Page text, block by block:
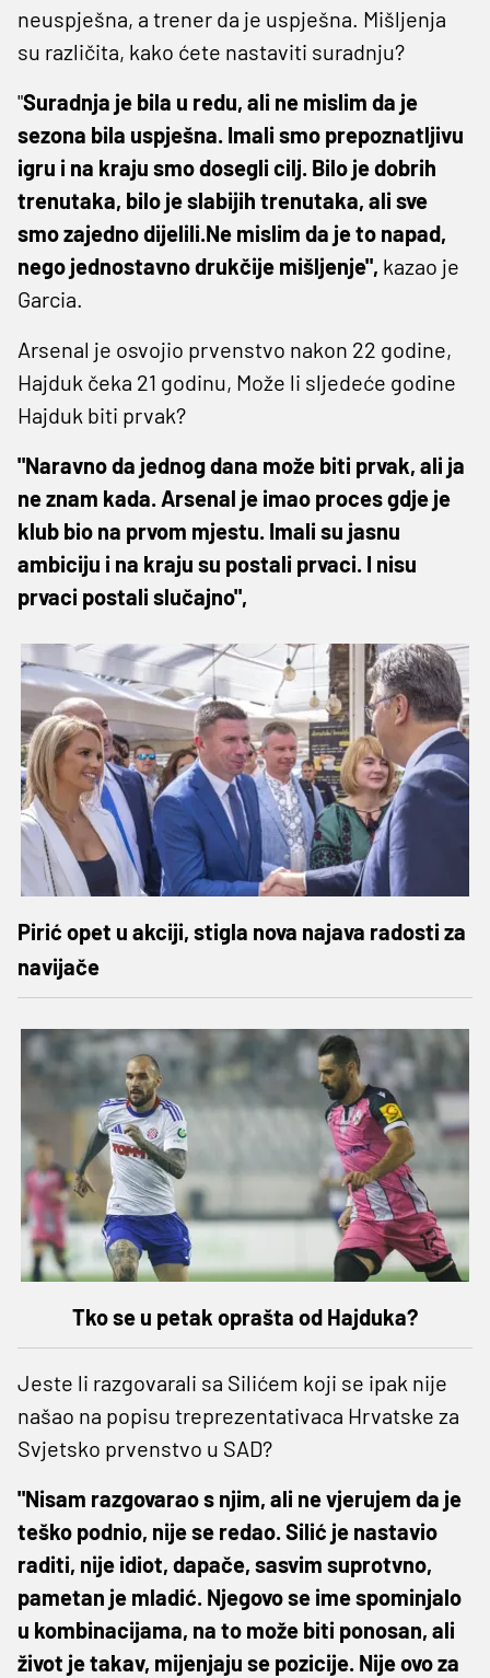
neuspješna, a trener da je uspješna. Mišljenja
su različita, kako ćete nastaviti suradnju?
"Suradnja je bila u redu, ali ne mislim da je
sezona bila uspješna. Imali smo prepoznatljivu
igru i na kraju smo dosegli cilj. Bilo je dobrih
trenutaka, bilo je slabijih trenutaka, ali sve
smo zajedno dijelili.Ne mislim da je to napad,
nego jednostavno drukčije mišljenje", kazao je
Garcia.
Arsenal je osvojio prvenstvo nakon 22 godine,
Hajduk čeka 21 godinu, Može li sljedeće godine
Hajduk biti prvak?
"Naravno da jednog dana može biti prvak, ali ja
ne znam kada. Arsenal je imao proces gdje je
klub bio na prvom mjestu. Imali su jasnu
ambiciju i na kraju su postali prvaci. I nisu
prvaci postali slučajno",
Pirić opet u akciji, stigla nova najava radosti za
navijače
Tko se u petak oprašta od Hajduka?
Jeste li razgovarali sa Silićem koji se ipak nije
našao na popisu treprezentativaca Hrvatske za
Svjetsko prvenstvo u SAD?
"Nisam razgovarao s njim, ali ne vjerujem da je
teško podnio, nije se redao. Silić je nastavio
raditi, nije idiot, dapače, sasvim suprotvno,
pametan je mladić. Njegovo se ime spominjalo
u kombinacijama, na to može biti ponosan, ali
život je takav, mijenjaju se pozicije. Nije ovo za